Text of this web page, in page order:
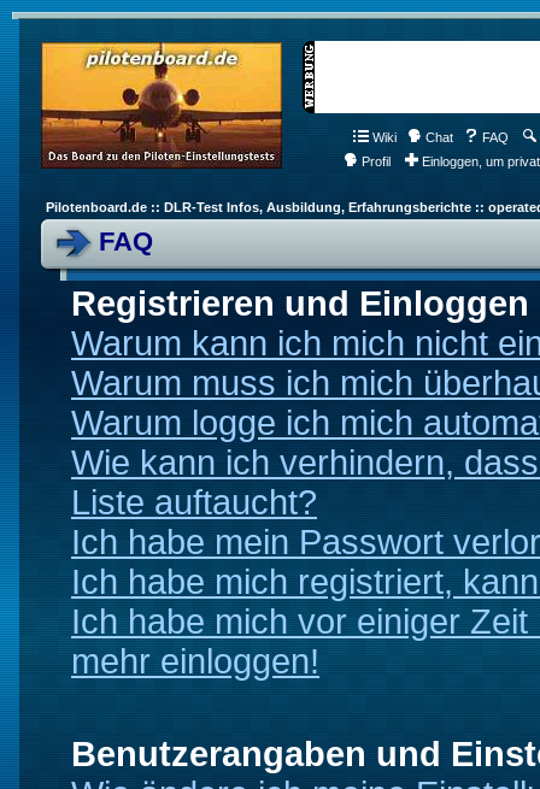
Wiki Chat FAQ
Profil
Einloggen, um
Pilotenboard.de :: DLR-Test Infos, Ausbildung, Erfahrungsberichte ::
FAQ
Registrieren und Einloggen
Warum kann ich mich nicht
Warum muss ich mich
Warum logge ich mich
Wie kann ich verhindern,
Liste auftaucht?
Ich habe mein Passwort
Ich habe mich registriert,
Ich habe mich vor einiger
mehr einloggen!
Benutzerangaben und